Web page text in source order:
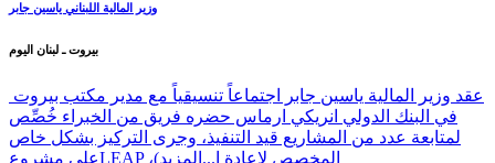
وزير المالية اللبناني ياسين جابر
بيروت ـ لبنان اليوم
في البنك الدولي انريكي ارماس حضره فريق من الخبراء خُصِّص
لمتابعة عدد من المشاريع قيد التنفيذ، وجرى التركيز بشكل خاص
على مشروعLEAP ،(المخصص لإعادة ا... المزيد